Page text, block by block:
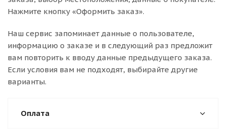
Нажмите кнопку «Оформить заказ».
Наш сервис запоминает данные о пользователе,
информацию о заказе и в следующий раз предложит
вам повторить к вводу данные предыдущего заказа.
Если условия вам не подходят, выбирайте другие
варианты.
Оплата